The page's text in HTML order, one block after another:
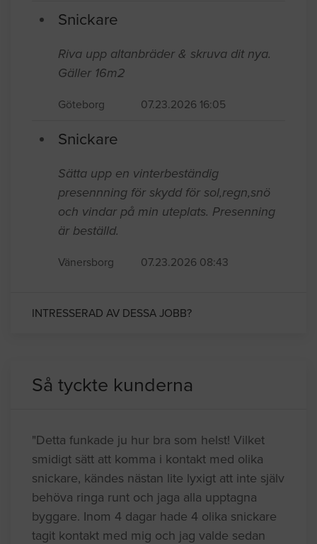
Snickare
Riva upp altanbräder & skruva dit nya.
Gäller 16m2
Göteborg 07.23.2026 16:05
Snickare
Sätta upp en vinterbeständig
presennning för skydd för sol,regn,snö
och vindar på min uteplats. Presenning
är beställd.
Vänersborg 07.23.2026 08:43
INTRESSERAD AV DESSA JOBB?
Så tyckte kunderna
"Detta funkade ju hur bra som helst! Vilket
smidigt sätt att komma i kontakt med olika
snickare, kändes nästan lite lyxigt att inte själv
behöva ringa runt och jaga alla upptagna
byggare. Inom 4 dagar hade 4 olika snickare
tagit kontakt med mig och jag valde sedan